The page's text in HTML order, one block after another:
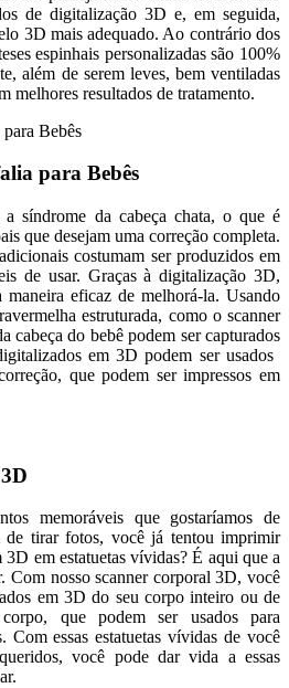
de digitalização 3D e, em seguida,
3D mais adequado. Ao contrário dos
espinhais personalizadas são 100%
além de serem leves, bem ventiladas
melhores resultados de tratamento.
para Bebês
a síndrome da cabeça chata, o que é
que desejam uma correção completa.
costumam ser produzidos em
​​de usar. Graças à digitalização 3D,
maneira eficaz de melhorá-la. Usando
estruturada, como o scanner
cabeça do bebê podem ser capturados
em 3D podem ser usados
que podem ser impressos em
memoráveis ​​que gostaríamos de
de tirar fotos, você já tentou imprimir
3D em estatuetas vívidas? É aqui que a
nosso scanner corporal 3D, você
em 3D do seu corpo inteiro ou de
que podem ser usados ​​para
Com essas estatuetas vívidas de você
você pode dar vida a essas